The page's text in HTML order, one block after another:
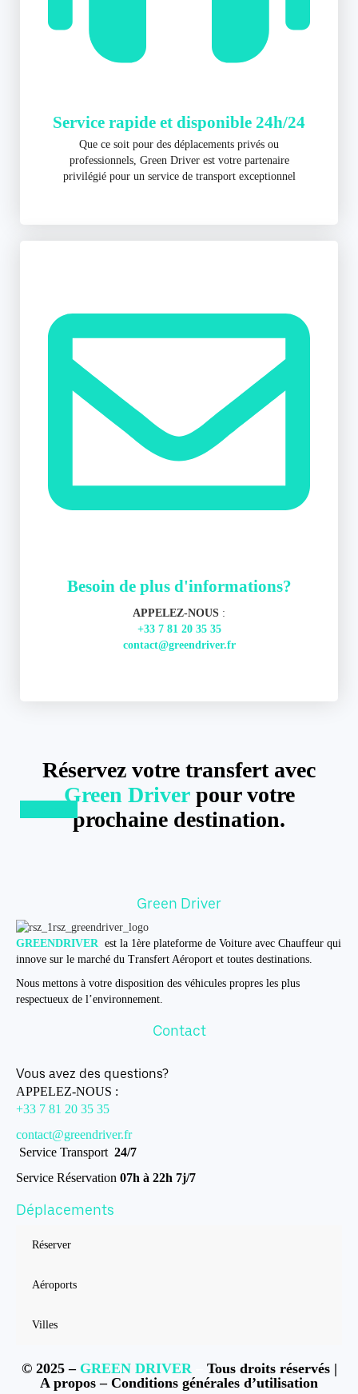
Service rapide et disponible 24h/24
Que ce soit pour des déplacements privés ou
professionnels, Green Driver est votre partenaire
privilégié pour un service de transport exceptionnel
Besoin de plus d'informations?
APPELEZ-NOUS :
+33 7 81 20 35 35
contact@greendriver.fr
Réservez votre transfert avec
Green Driver pour votre
prochaine destination.
Green Driver
GREENDRIVER est la 1ère plateforme de Voiture avec Chauffeur qui
innove sur le marché du Transfert Aéroport et toutes destinations.
Nous mettons à votre disposition des véhicules propres les plus
respectueux de l’environnement.
Contact
Vous avez des questions?
APPELEZ-NOUS :
+33 7 81 20 35 35
contact@greendriver.fr
Service Transport 24/7
Service Réservation 07h à 22h 7j/7
Déplacements
Réserver
Aéroports
Villes
© 2025 – GREEN DRIVER
Tous droits réservés |
A propos – Conditions générales d’utilisation